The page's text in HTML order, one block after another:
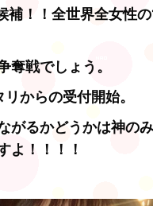
！！全世界全女性
奪戦でしょう。
からの受付開始。
がるかどうかは神の
よ！！！！